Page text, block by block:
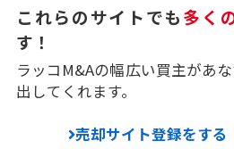
これらのサイトでも多く
す！
ラッコM&Aの幅広い買主があ
出してくれます。
売却サイト登録をする